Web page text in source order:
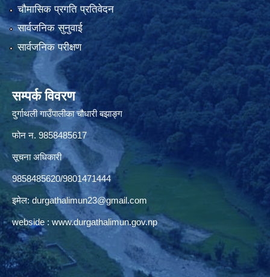
चौमासिक प्रगति प्रतिवेदन
सार्वजनिक सुनुवाई
सार्वजनिक परीक्षण
सम्पर्क विवरण
दुर्गाथली गाउँपालीका चौधारी बझाङ्ग
फोन न.‌ 9858485617
सूचना अधिकारी
9858485620/9801471444
इमेल: durgathalimun23@gmail.com
webside : www.durgathalimun.gov.np